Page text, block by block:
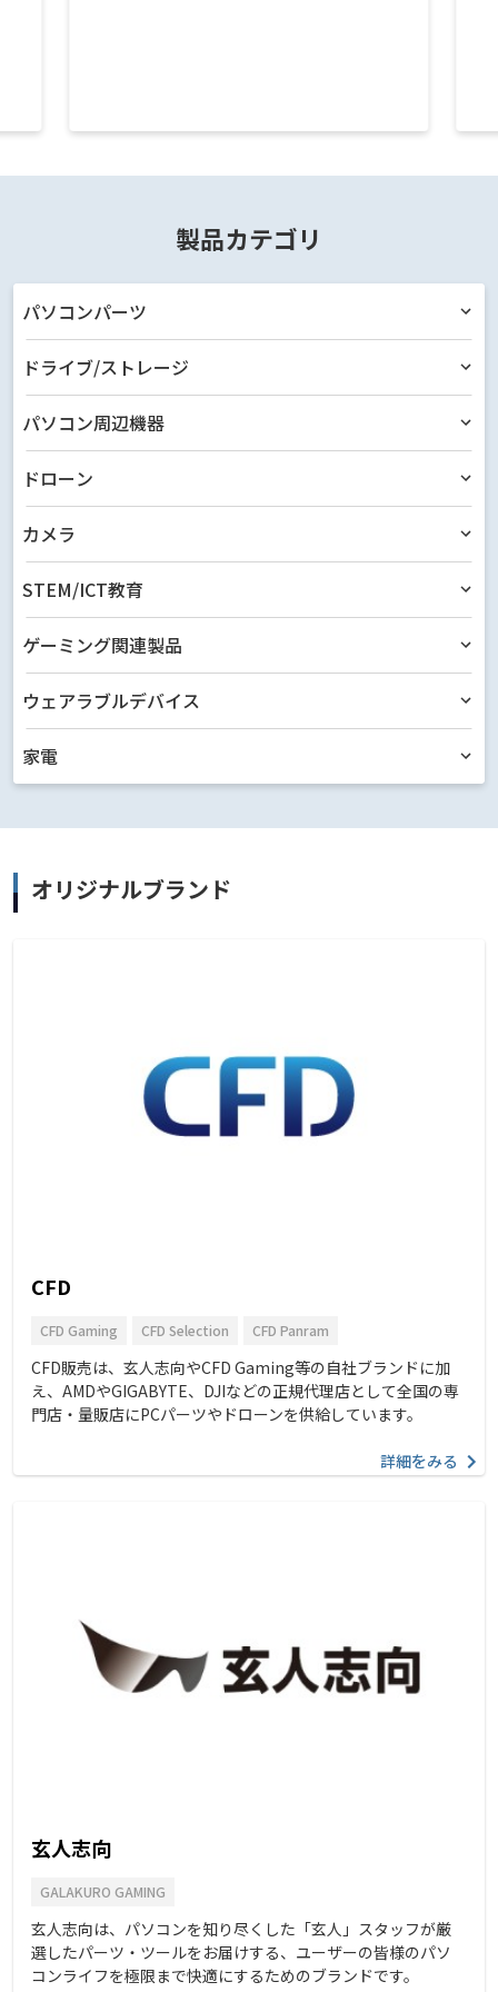
製品カテゴリ
パソコンパーツ
ドライブ/ストレージ
パソコン周辺機器
ドローン
カメラ
STEM/ICT教育
ゲーミング関連製品
ウェアラブルデバイス
家電
オリジナルブランド
CFD
CFD Gaming CFD Selection CFD Panram
CFD販売は、玄人志向やCFD Gaming等の自社ブランドに加
え、AMDやGIGABYTE、DJIなどの正規代理店として全国の専
門店・量販店にPCパーツやドローンを供給しています。
詳細をみる
玄人志向
GALAKURO GAMING
玄人志向は、パソコンを知り尽くした「玄人」スタッフが厳
選したパーツ・ツールをお届けする、ユーザーの皆様のパソ
コンライフを極限まで快適にするためのブランドです。